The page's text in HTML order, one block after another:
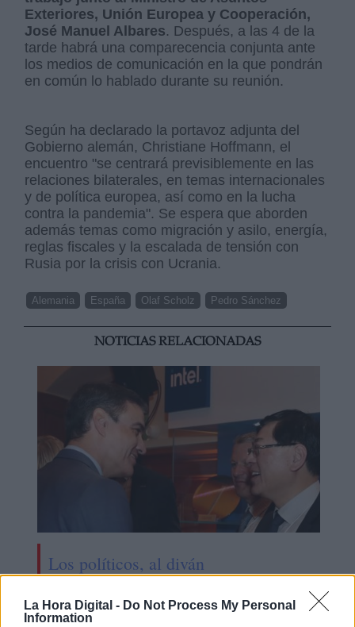
La Hora Digital - Do Not Process My Personal
Information
Exteriores, Unión Europea y Cooperación,
José Manuel Albares. Después, a las 4 de la
tarde habrá una comparecencia conjunta ante
los medios de comunicación en la que pondrán
en común lo hablado durante su reunión.
Según ha declarado la portavoz adjunta del
Gobierno alemán, Christiane Hoffmann, el
encuentro "se centrará previsiblemente en las
relaciones bilaterales, en temas internacionales
y de política europea, así como en la lucha
contra la pandemia". Se espera que aborden
además temas como migración y asilo, energía,
reglas fiscales y la escalada de tensión con
Rusia por la crisis con Ucrania.
Alemania España Olaf Scholz Pedro Sánchez
NOTICIAS RELACIONADAS
Los políticos, al diván